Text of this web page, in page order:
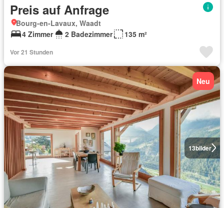
Preis auf Anfrage
Bourg-en-Lavaux, Waadt
4 Zimmer
2 Badezimmer 135 m²
Vor 21 Stunden
13bilder
Neu